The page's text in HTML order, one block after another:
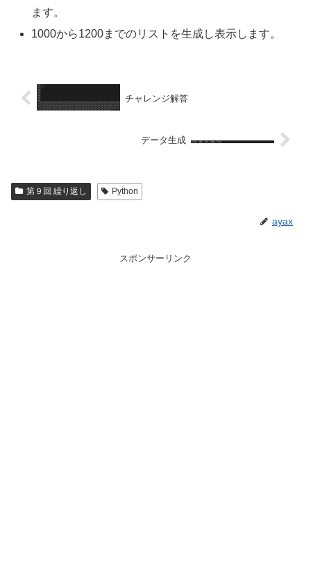
ます。
1000から1200までのリストを生成し表示します。
チャレンジ解答
データ生成
第９回 繰り返し Python
ayax
スポンサーリンク